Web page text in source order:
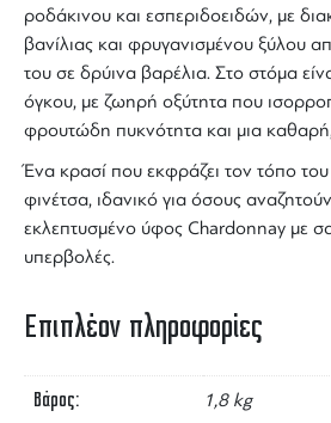
ροδάκινου και εσπεριδοειδών, με
βανίλιας και φρυγανισμένου ξύλου
του σε δρύινα βαρέλια. Στο στόμα
όγκου, με ζωηρή οξύτητα που
φρουτώδη πυκνότητα και μια
Ένα κρασί που εκφράζει τον τόπο του
φινέτσα, ιδανικό για όσους
εκλεπτυσμένο ύφος Chardonnay με
υπερβολές.
Επιπλέον πληροφορίες
Βάρος 1,8 kg